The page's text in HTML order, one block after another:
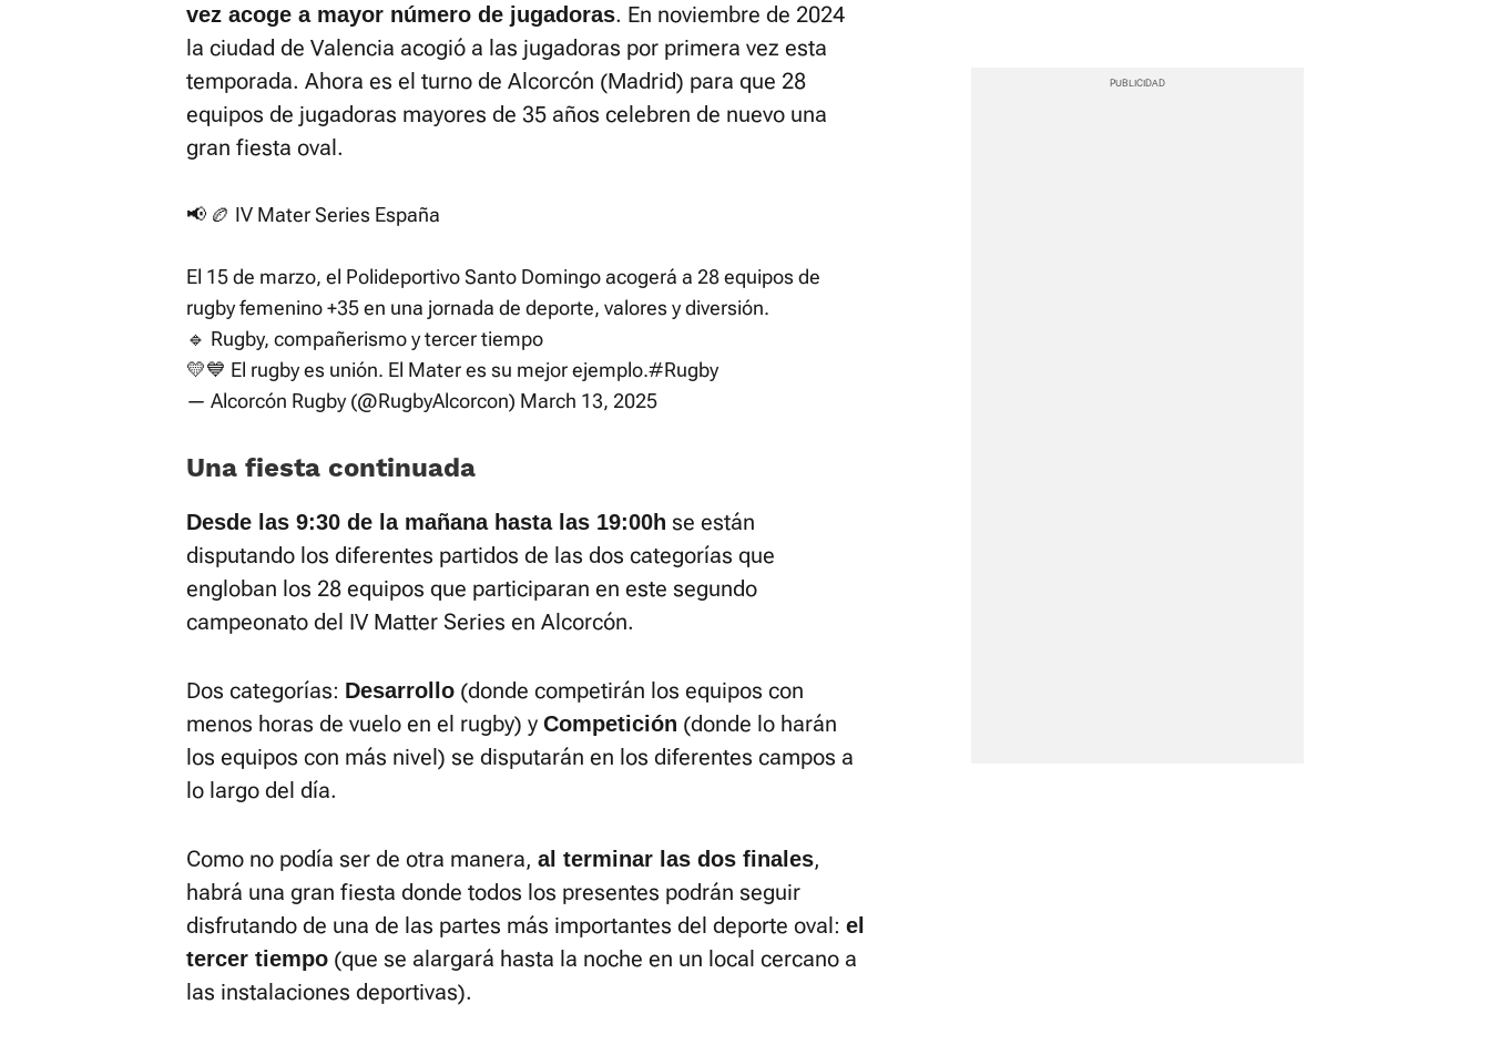
vez acoge a mayor número de jugadoras. En noviembre de 2024
la ciudad de Valencia acogió a las jugadoras por primera vez esta
temporada. Ahora es el turno de Alcorcón (Madrid) para que 28
equipos de jugadoras mayores de 35 años celebren de nuevo una
gran fiesta oval.
📢 🏉 IV Mater Series España
El 15 de marzo, el Polideportivo Santo Domingo acogerá a 28 equipos de
rugby femenino +35 en una jornada de deporte, valores y diversión.
🔹 Rugby, compañerismo y tercer tiempo
💛💙 El rugby es unión. El Mater es su mejor ejemplo.#Rugby
— Alcorcón Rugby (@RugbyAlcorcon) March 13, 2025
Una fiesta continuada
Desde las 9:30 de la mañana hasta las 19:00h se están
disputando los diferentes partidos de las dos categorías que
engloban los 28 equipos que participaran en este segundo
campeonato del IV Matter Series en Alcorcón.
Dos categorías: Desarrollo (donde competirán los equipos con
menos horas de vuelo en el rugby) y Competición (donde lo harán
los equipos con más nivel) se disputarán en los diferentes campos a
lo largo del día.
Como no podía ser de otra manera, al terminar las dos finales,
habrá una gran fiesta donde todos los presentes podrán seguir
disfrutando de una de las partes más importantes del deporte oval: el
tercer tiempo (que se alargará hasta la noche en un local cercano a
las instalaciones deportivas).